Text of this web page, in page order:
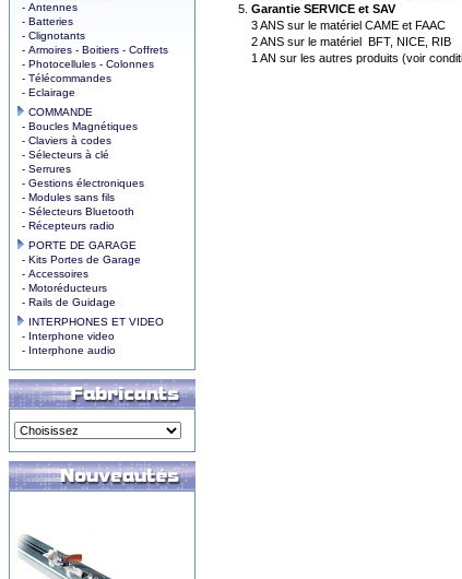
- Antennes
- Batteries
- Clignotants
- Armoires - Boitiers - Coffrets
- Photocellules - Colonnes
- Télécommandes
- Eclairage
COMMANDE
- Boucles Magnétiques
- Claviers à codes
- Sélecteurs à clé
- Serrures
- Gestions électroniques
- Modules sans fils
- Sélecteurs Bluetooth
- Récepteurs radio
PORTE DE GARAGE
- Kits Portes de Garage
- Accessoires
- Motoréducteurs
- Rails de Guidage
INTERPHONES ET VIDEO
- Interphone video
- Interphone audio
Garantie SERVICE et SAV
3 ANS sur le matériel CAME et FAAC
2 ANS sur le matériel BFT, NICE, RIB
1 AN sur les autres produits (voir